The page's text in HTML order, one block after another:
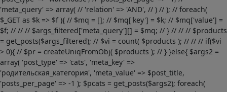
'meta_query' => array( // 'relation' => 'AND', // ) // ); // foreach(
$_GET as $k => $f ){ // $mq = []; // $mq['key'] = $k; // $mq['value'] =
$f; // // // $args_filtered['meta_query'][] = $mq; // } // // // $products
= get_posts($args_filtered); // $vi = count( $products ); // // // if($vi
> 0){ // $pr = createUniqFromObj( $products ); // } }else{ $args2 =
array( 'post_type' => 'cats', 'meta_key' =>
'родительская_категория', 'meta_value' => $post_title,
'posts_per_page' => -1 ); $pcats = get_posts($args2); foreach(